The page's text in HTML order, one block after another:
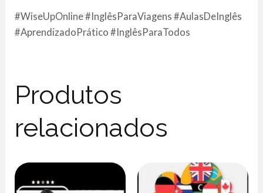
#WiseUpOnline #InglêsParaViagens #AulasDeInglês
#AprendizadoPrático #InglêsParaTodos
Produtos
relacionados